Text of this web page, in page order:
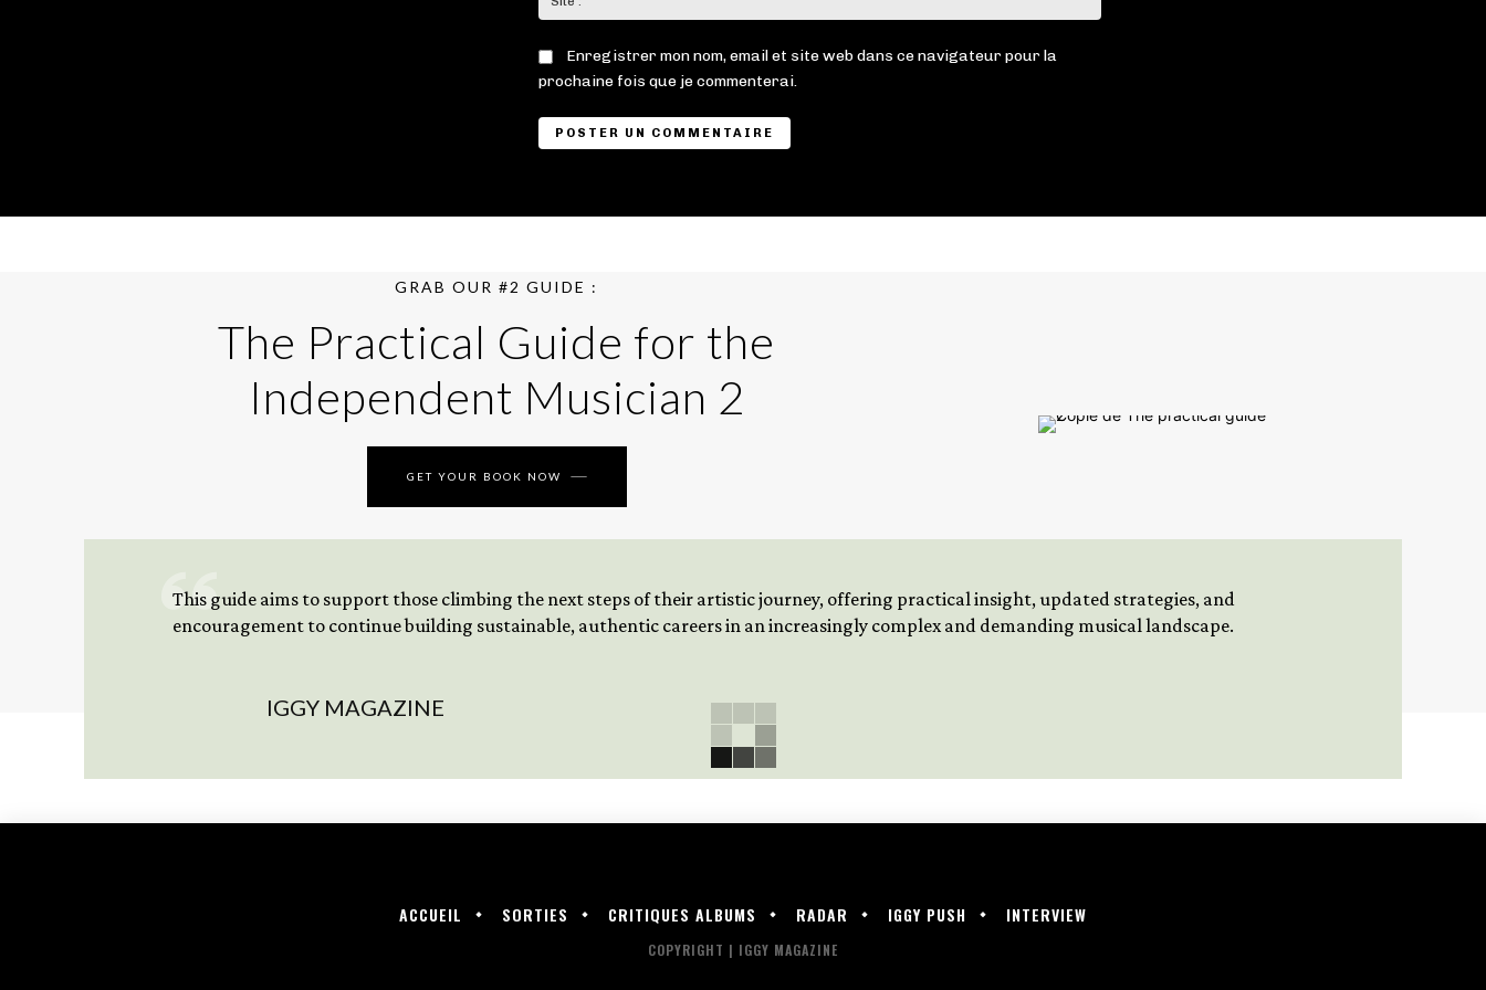
:
Enregistrer mon nom, email et site web dans ce navigateur pour la
prochaine fois que je commenterai.
GRAB OUR #2 GUIDE :
The Practical Guide for the
Independent Musician 2
GET YOUR BOOK NOW
This guide aims to support those climbing the next steps of their artistic journey, offering practical insight, updated strategies, and
encouragement to continue building sustainable, authentic careers in an increasingly complex and demanding musical landscape.
IGGY MAGAZINE
ACCUEIL SORTIES CRITIQUES ALBUMS RADAR IGGY PUSH INTERVIEW
COPYRIGHT | IGGY MAGAZINE